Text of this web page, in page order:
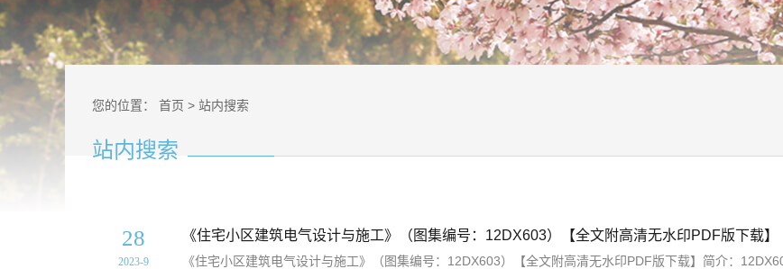
您的位置： 首页 > 站内搜索
站内搜索
28
2023-9
《住宅小区建筑电气设计与施工》（图集编号：12DX603）【全文附高清无水印PDF版下载】